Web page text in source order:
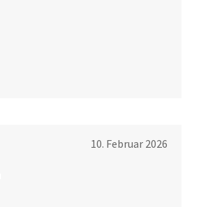
10. Februar 2026